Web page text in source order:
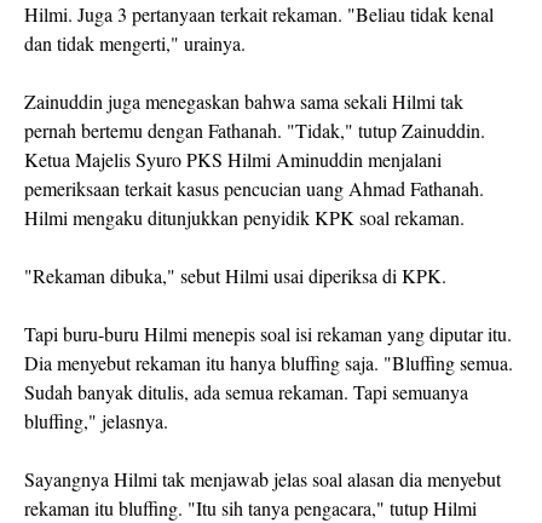
Hilmi. Juga 3 pertanyaan terkait rekaman. "Beliau tidak kenal
dan tidak mengerti," urainya.
Zainuddin juga menegaskan bahwa sama sekali Hilmi tak
pernah bertemu dengan Fathanah. "Tidak," tutup Zainuddin.
Ketua Majelis Syuro PKS Hilmi Aminuddin menjalani
pemeriksaan terkait kasus pencucian uang Ahmad Fathanah.
Hilmi mengaku ditunjukkan penyidik KPK soal rekaman.
"Rekaman dibuka," sebut Hilmi usai diperiksa di KPK.
Tapi buru-buru Hilmi menepis soal isi rekaman yang diputar itu.
Dia menyebut rekaman itu hanya bluffing saja. "Bluffing semua.
Sudah banyak ditulis, ada semua rekaman. Tapi semuanya
bluffing," jelasnya.
Sayangnya Hilmi tak menjawab jelas soal alasan dia menyebut
rekaman itu bluffing. "Itu sih tanya pengacara," tutup Hilmi